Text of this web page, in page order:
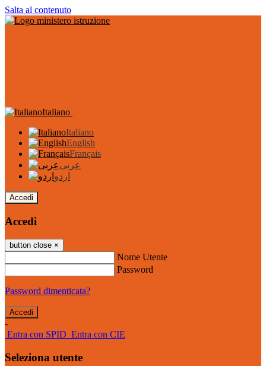
Salta al contenuto
Italiano
Italiano
English
Français
عربى
اردو
Accedi
Accedi
button close ×
Nome Utente
Password
Password dimenticata?
-
Entra con SPID Entra con CIE
Seleziona utente